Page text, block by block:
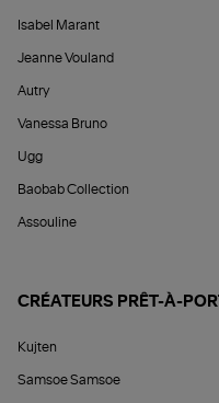
Isabel Marant
Jeanne Vouland
Autry
Vanessa Bruno
Ugg
Baobab Collection
Assouline
CRÉATEURS PRÊT-À-
Kujten
Samsoe Samsoe